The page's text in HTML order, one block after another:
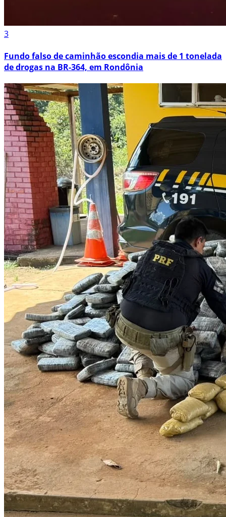
3
Fundo falso de caminhão escondia mais de 1 tonelada
de drogas na BR-364, em Rondônia